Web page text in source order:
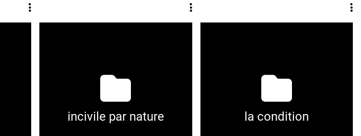
incivile par nature la condition